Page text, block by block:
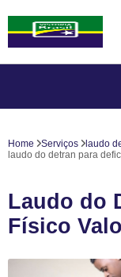
Home Serviços laudo
laudo do detran para
Laudo do
Físico